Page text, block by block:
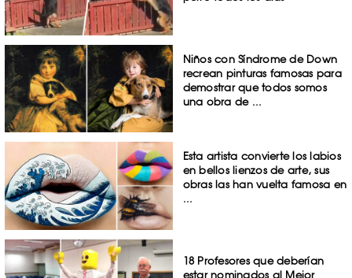
Niños con Síndrome de Down
recrean pinturas famosas para
demostrar que todos somos
una obra de ...
Esta artista convierte los labios
en bellos lienzos de arte, sus
obras las han vuelta famosa en
...
18 Profesores que deberían
estar nominados al Mejor